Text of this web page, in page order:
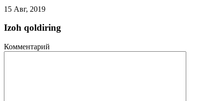
15 Авг, 2019
Izoh qoldiring
Комментарий